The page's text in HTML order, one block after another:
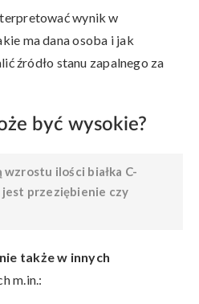
wynik w
ma dana osoba i jak
źródło stanu zapalnego za
być wysokie?
ilości białka C-
przeziębienie czy
także w innych
m.in.: